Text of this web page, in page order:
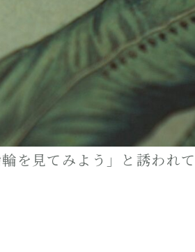
を見てみよう」と誘われ